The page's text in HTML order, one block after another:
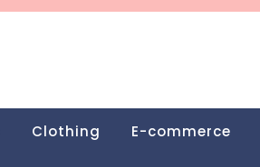
Clothing E-commerce